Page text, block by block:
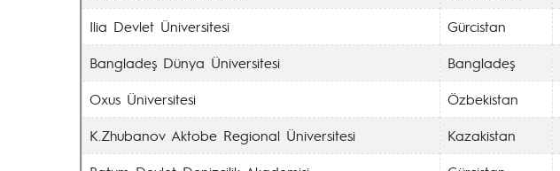
Ilia Devlet Üniversitesi
Gürcistan
Bangladeş Dünya Üniversitesi
Bangladeş
Oxus Üniversitesi
Özbekistan
K.Zhubanov Aktobe Regional Üniversitesi
Kazakistan